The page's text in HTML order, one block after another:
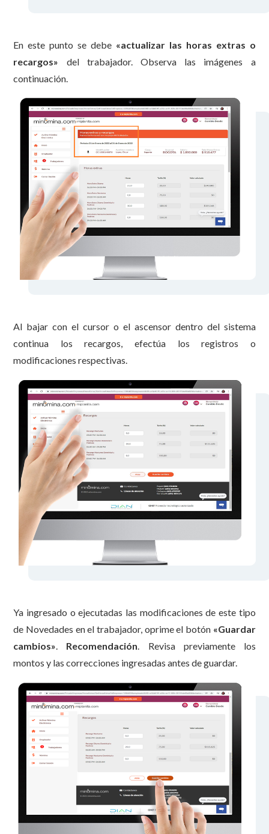
En este punto se debe «actualizar las horas extras o
recargos» del trabajador. Observa las imágenes a
continuación.
Al bajar con el cursor o el ascensor dentro del sistema
continua los recargos, efectúa los registros o
modificaciones respectivas.
Ya ingresado o ejecutadas las modificaciones de este tipo
de Novedades en el trabajador, oprime el botón «Guardar
cambios». Recomendación. Revisa previamente los
montos y las correcciones ingresadas antes de guardar.